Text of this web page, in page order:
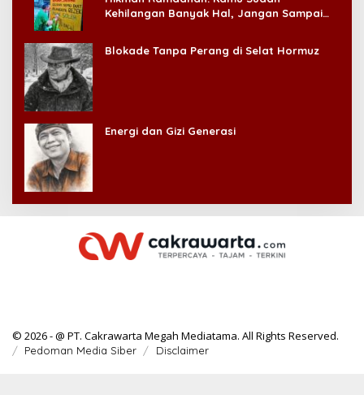
Kehilangan Banyak Hal, Jangan Sampai
Blokade Tanpa Perang di Selat Hormuz
Energi dan Gizi Generasi
© 2026 - @ PT. Cakrawarta Megah Mediatama. All Rights Reserved.
Pedoman Media Siber Disclaimer